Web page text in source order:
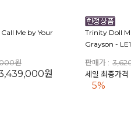
Me by Your
원
원
Trinity Doll
Grayson -
판매가 :
세일 최종가
5%